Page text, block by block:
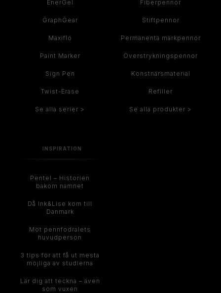
EnerGel
GraphGear
Maxiflo
Paint Marker
Sign Pen
Twist-Erase
Se alla serier >
Fiberpennor
Stiftpennor
Permanenta märkpennor
Överstrykningspennor
Konstnärsmaterial
Refiller
Se alla produkter >
INSPIRATION
Pentel – Historien
bakom namnet
Då Ink&Lise kom till
Danmark
Möt pennfodralets
huvudperson
3 tips för att få ut mesta
möjliga av studierna
Lär dig att teckna – även
som vuxen